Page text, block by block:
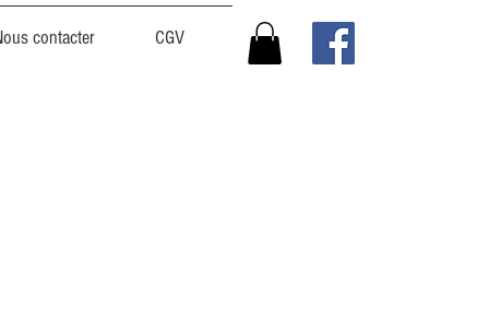
contacter CGV